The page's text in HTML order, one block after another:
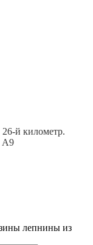
й километр.
А9
лепнины из